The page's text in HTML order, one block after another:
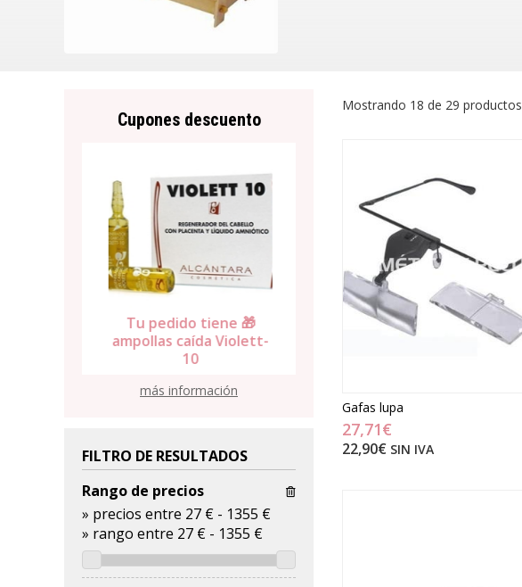
Mostrando 18 de 29 productos
Gafas lupa
27,71€
22,90€ SIN IVA
Cupones descuento
Tu pedido tiene 🎁
ampollas caída Violett-
10
Tu pedido tiene 🎁
toalla roja 100%
más información
FILTRO DE RESULTADOS
Rango de precios
» precios entre 27 € - 1355 €
» rango entre 27 € - 1355 €